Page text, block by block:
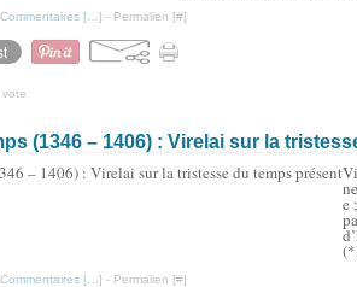
Commentaires [ ] - Permalien [#]
vote
(1346 – 1406) : Virelai sur la
e
Commentaires [ ] - Permalien [#]